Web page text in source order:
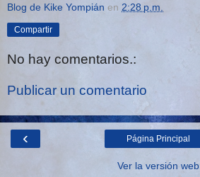
Blog de Kike Yompián en 2:28 p.m.
Compartir
No hay comentarios.:
Publicar un comentario
‹ Página Principal
Ver la versión web